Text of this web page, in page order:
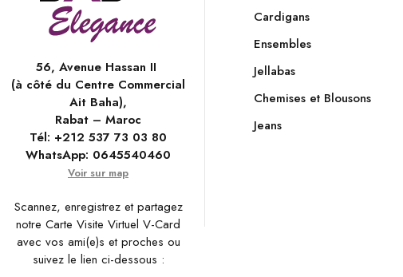
56, Avenue Hassan II
(à côté du Centre Commercial
Ait Baha),
Rabat – Maroc
Tél: +212 537 73 03 80
WhatsApp: 0645540460
Voir sur map
Scannez, enregistrez et partagez
notre Carte Visite Virtuel V-Card
avec vos ami(e)s et proches ou
suivez le lien ci-dessous :
Cardigans
Ensembles
Jellabas
Chemises et Blousons
Jeans